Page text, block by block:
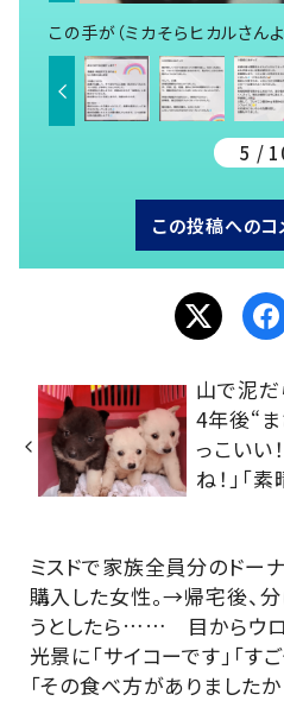
この手が（ミカそらヒカルさんよ
5 /
この投稿へのコ
山で泥だ
4年後“
っこいい
ね！」「
ミスドで家族全員分のドー
購入した女性。→帰宅後、
うとしたら…… 目からウ
光景に「サイコーです」「すご
「その食べ方がありましたか